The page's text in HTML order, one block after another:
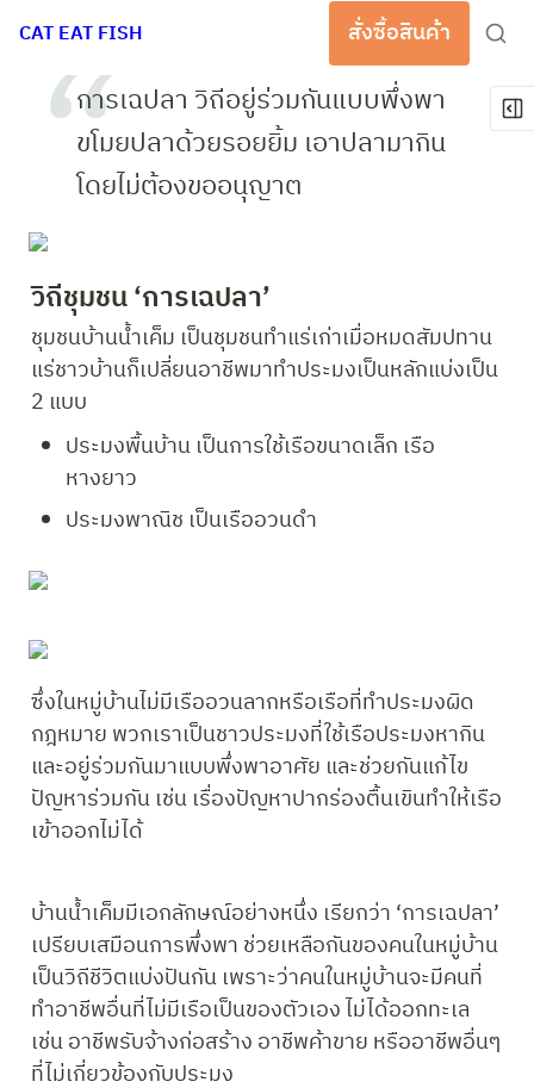
CAT EAT FISH สั่งซื้อสินค้า
การเฉปลา วิถีอยู่ร่วมกันแบบพึ่งพา
ขโมยปลาด้วยรอยยิ้ม เอาปลามากิน
โดยไม่ต้องขออนุญาต
วิถีชุมชน ‘การเฉปลา’
ชุมชนบ้านน้ำเค็ม เป็นชุมชนทำแร่เก่าเมื่อหมดสัมปทาน
แร่ชาวบ้านก็เปลี่ยนอาชีพมาทำประมงเป็นหลักแบ่งเป็น
2 แบบ
ประมงพื้นบ้าน เป็นการใช้เรือขนาดเล็ก เรือ
หางยาว
ประมงพาณิช เป็นเรืออวนดำ
ซึ่งในหมู่บ้านไม่มีเรืออวนลากหรือเรือที่ทำประมงผิด
กฎหมาย พวกเราเป็นชาวประมงที่ใช้เรือประมงหากิน
และอยู่ร่วมกันมาแบบพึ่งพาอาศัย และช่วยกันแก้ไข
ปัญหาร่วมกัน เช่น เรื่องปัญหาปากร่องตื้นเขินทำให้เรือ
เข้าออกไม่ได้
บ้านน้ำเค็มมีเอกลักษณ์อย่างหนึ่ง เรียกว่า ‘การเฉปลา’
เปรียบเสมือนการพึ่งพา ช่วยเหลือกันของคนในหมู่บ้าน
เป็นวิถีชีวิตแบ่งปันกัน เพราะว่าคนในหมู่บ้านจะมีคนที่
ทำอาชีพอื่นที่ไม่มีเรือเป็นของตัวเอง ไม่ได้ออกทะเล
เช่น อาชีพรับจ้างก่อสร้าง อาชีพค้าขาย หรืออาชีพอื่นๆ
ที่ไม่เกี่ยวข้องกับประมง